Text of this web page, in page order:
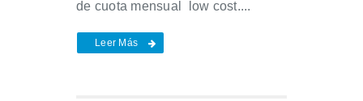
de cuota mensual low cost....
Leer Más